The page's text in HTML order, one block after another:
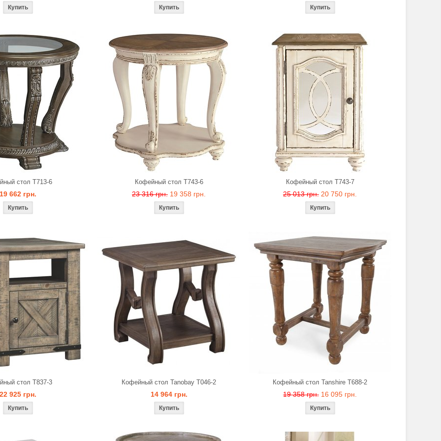
стол T713-6
662 грн.
Кофейный стол T743-6
23 316 грн. 19 358 грн.
Кофейный стол T743-7
25 013 грн. 20 750 грн.
стол T837-3
925 грн.
Кофейный стол Tanobay T046-2
14 964 грн.
Кофейный стол Tanshire T688-2
19 358 грн. 16 095 грн.